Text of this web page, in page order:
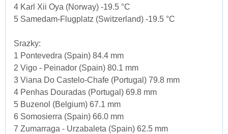
4 Karl Xii Oya (Norway) -19.5 °C
5 Samedam-Flugplatz (Switzerland) -19.5 °C
Srazky:
1 Pontevedra (Spain) 84.4 mm
2 Vigo - Peinador (Spain) 80.1 mm
3 Viana Do Castelo-Chafe (Portugal) 79.8 mm
4 Penhas Douradas (Portugal) 69.8 mm
5 Buzenol (Belgium) 67.1 mm
6 Somosierra (Spain) 66.0 mm
7 Zumarraga - Urzabaleta (Spain) 62.5 mm